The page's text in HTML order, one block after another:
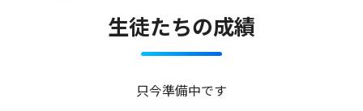
生徒たちの成績
只今準備中です